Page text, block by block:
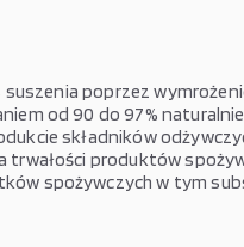
poprzez
od 90 do 97% naturalnie
składników
trwałości produktów
spożywczych w tym